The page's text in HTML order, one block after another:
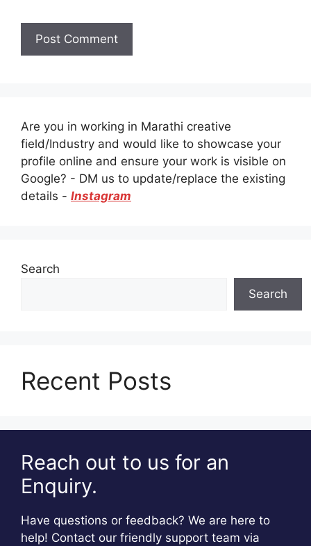
Are you in working in Marathi creative
field/Industry and would like to showcase your
profile online and ensure your work is visible on
Google? - DM us to update/replace the existing
details - Instagram
Search
Search
Recent Posts
Reach out to us for an
Enquiry.
Have questions or feedback? We are here to
help! Contact our friendly support team via